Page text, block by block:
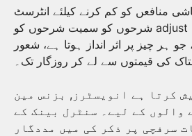
منافعں کو کم کرنے کیلئے انٹرسٹ
شرحوں کو سمیت شرحوں کو adjust کرنا، اقتصاد پر ایک
جو ہر چیز پر اثر انداز ہوتا ہے، شعور
کی قیمتوں سے لے کر روزگار تک۔
کرتا ہے انویسٹرز, بزنس مین
والوں کے لیے۔ سنٹرل بینک کے
سرفچی پر ذکر کی میں مددگار